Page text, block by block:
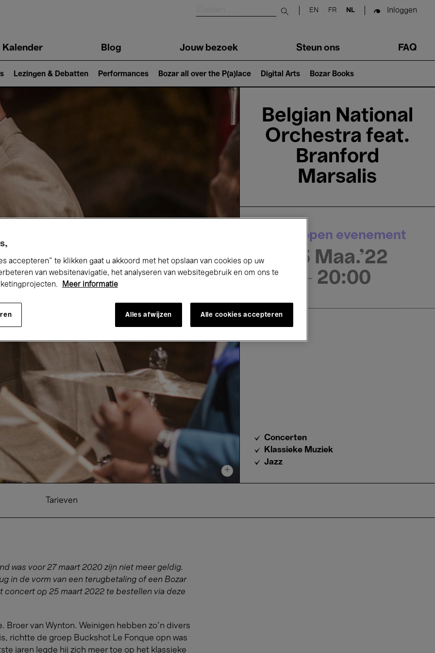
Submit search
EN FR NL Inloggen
Kalender Blog Jouw bezoek Steun ons FAQ
Lezingen & Debatten Performances Bozar all over the P(a)lace Digital Arts Bozar Books
+
Orchestra Klarafestival
Belgian National
Orchestra feat.
Branford
Marsalis
Afgelopen evenement
25 Maa.'22
- 20:00
Concerten
Klassieke Muziek
Jazz
Tarieven
was voor 27 maart 2020 zijn niet meer geldig.
in de vorm van een terugbetaling of een Bozar
op 25 maart 2022 te bestellen via deze
van Wynton. Weinigen hebben zo’n divers
richtte de groep Buckshot Le Fonque opn was
jaren legde hij zich meer toe op het klassieke
accepteren” te klikken gaat u akkoord met het opslaan van cookies op uw
van websitenavigatie, het analyseren van websitegebruik en om ons te
Meer informatie
Alles afwijzen Alle cookies accepteren